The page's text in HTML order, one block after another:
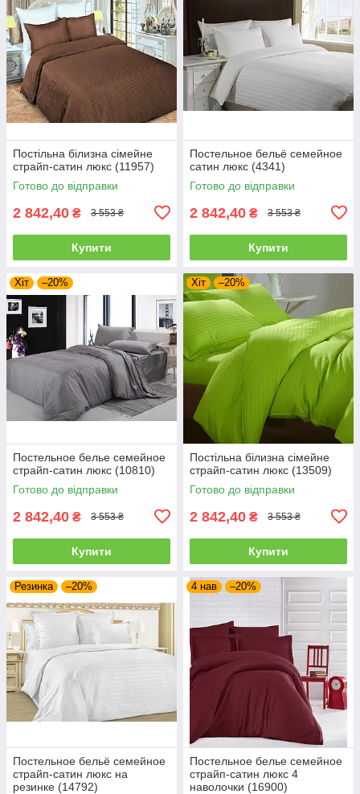
Постільна білизна сімейне
страйп-сатин люкс (11957)
Готово до відправки
2 842,40 ₴ 3 553 ₴
Купити
Постельное бельё семейное
сатин люкс (4341)
Готово до відправки
2 842,40 ₴ 3 553 ₴
Купити
Хіт –20%
Постельное белье семейное
страйп-сатин люкс (10810)
Готово до відправки
2 842,40 ₴ 3 553 ₴
Купити
Хіт –20%
Постільна білизна сімейне
страйп-сатин люкс (13509)
Готово до відправки
2 842,40 ₴ 3 553 ₴
Купити
Резинка –20%
Постельное бельё семейное
страйп-сатин люкс на
резинке (14792)
4 нав –20%
Постельное белье семейное
страйп-сатин люкс 4
наволочки (16900)